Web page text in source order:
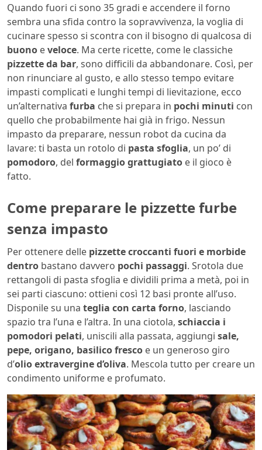
Quando fuori ci sono 35 gradi e accendere il forno
sembra una sfida contro la sopravvivenza, la voglia di
cucinare spesso si scontra con il bisogno di qualcosa di
buono eveloce. Ma certe ricette, come le classiche
pizzette da bar, sono difficili da abbandonare. Così, per
non rinunciare al gusto, e allo stesso tempo evitare
impasti complicati e lunghi tempi di lievitazione, ecco
un’alternativa furba che si prepara in pochi minuti con
quello che probabilmente hai già in frigo. Nessun
impasto da preparare, nessun robot da cucina da
lavare: ti basta un rotolo di pasta sfoglia, un po’ di
pomodoro, del formaggio grattugiato e il gioco è
fatto.
Come preparare le pizzette furbe
senza impasto
Per ottenere delle pizzette croccanti fuori e morbide
dentro bastano davvero pochi passaggi. Srotola due
rettangoli di pasta sfoglia e dividili prima a metà, poi in
sei parti ciascuno: ottieni così 12 basi pronte all’uso.
Disponile su una teglia con carta forno, lasciando
spazio tra l’una e l’altra. In una ciotola, schiaccia i
pomodori pelati, uniscili alla passata, aggiungi sale,
pepe, origano, basilico fresco e un generoso giro
d’olio extravergine d’oliva. Mescola tutto per creare un
condimento uniforme e profumato.